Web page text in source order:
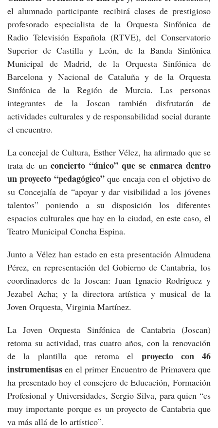
el alumnado participante recibirá clases de prestigioso
profesorado especialista de la Orquesta Sinfónica de
Radio Televisión Española (RTVE), del Conservatorio
Superior de Castilla y León, de la Banda Sinfónica
Municipal de Madrid, de la Orquesta Sinfónica de
Barcelona y Nacional de Cataluña y de la Orquesta
Sinfónica de la Región de Murcia. Las personas
integrantes de la Joscan también disfrutarán de
actividades culturales y de responsabilidad social durante
el encuentro.
La concejal de Cultura, Esther Vélez, ha afirmado que se
trata de unconcierto “único” que se enmarca dentro
un proyecto “pedagógico”que encaja con el objetivo de
su Concejalía de “apoyar y dar visibilidad a los jóvenes
talentos” poniendo a su disposición los diferentes
espacios culturales que hay en la ciudad, en este caso, el
Teatro Municipal Concha Espina.
Junto a Vélez han estado en esta presentación Almudena
Pérez, en representación del Gobierno de Cantabria, los
coordinadores de la Joscan: Juan Ignacio Rodríguez y
Jezabel Acha; y la directora artística y musical de la
Joven Orquesta, Virginia Martínez.
La Joven Orquesta Sinfónica de Cantabria (Joscan)
retoma su actividad, tras cuatro años, con la renovación
de la plantilla que retoma el proyecto con 46
instrumentisas en el primer Encuentro de Primavera que
ha presentado hoy el consejero de Educación, Formación
Profesional y Universidades, Sergio Silva, para quien “es
muy importante porque es un proyecto de Cantabria que
va más allá de lo artístico”.